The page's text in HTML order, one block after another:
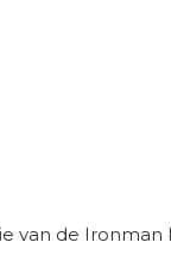
van de Ironman